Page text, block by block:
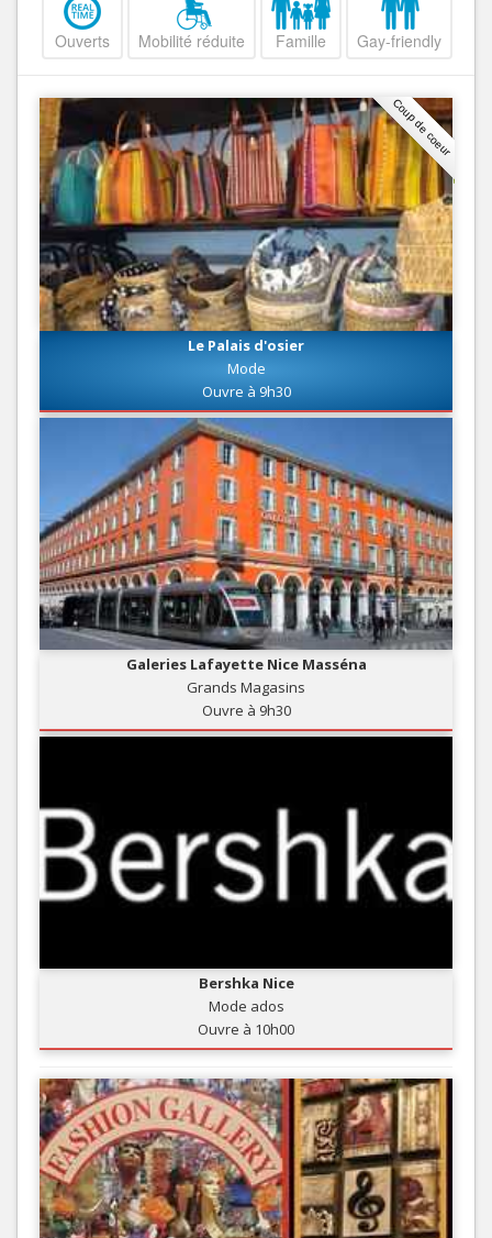
Ouverts Mobilité réduite Famille Gay-friendly
Coup de coeur
Le Palais d'osier
Mode
Ouvre à 9h30
Galeries Lafayette Nice Masséna
Grands Magasins
Ouvre à 9h30
Bershka Nice
Mode ados
Ouvre à 10h00